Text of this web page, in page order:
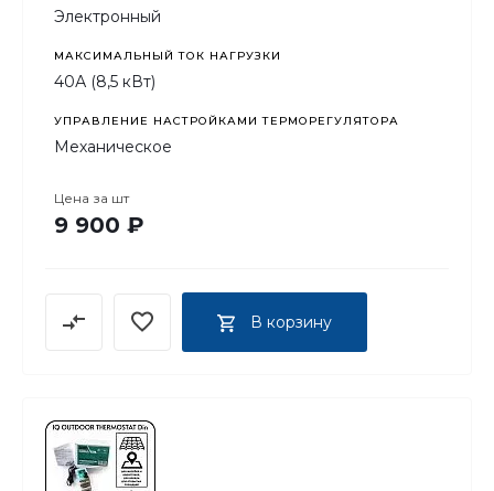
Электронный
МАКСИМАЛЬНЫЙ ТОК НАГРУЗКИ
40А (8,5 кВт)
УПРАВЛЕНИЕ НАСТРОЙКАМИ ТЕРМОРЕГУЛЯТОРА
Механическое
Цена за шт
9 900 ₽
В корзину